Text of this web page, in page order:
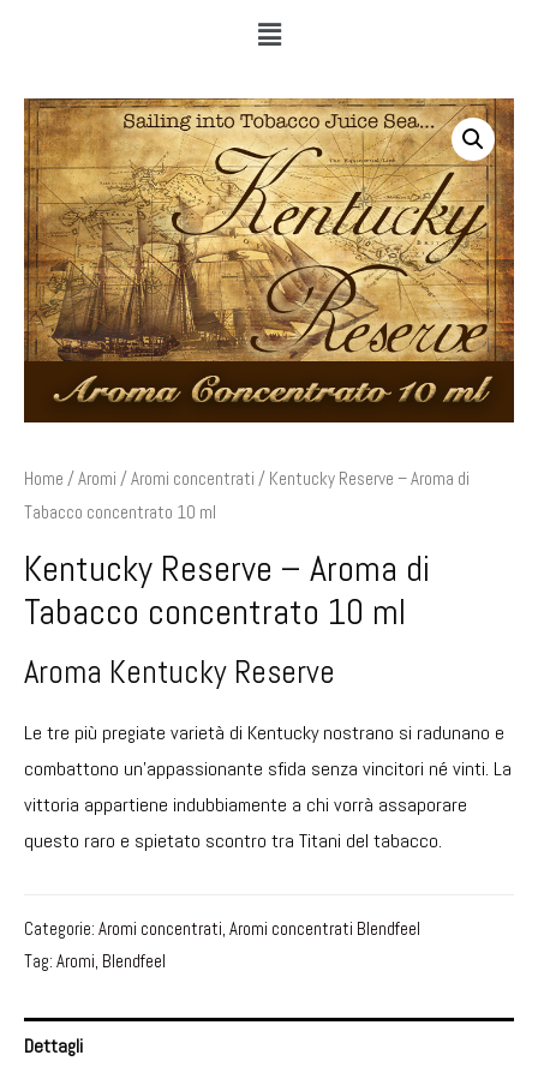
Home /Aromi /Aromi concentrati / Kentucky Reserve – Aroma di
Tabacco concentrato 10 ml
Kentucky Reserve – Aroma di
Tabacco concentrato 10 ml
Aroma Kentucky Reserve
Le tre più pregiate varietà di Kentucky nostrano si radunano e
combattono un’appassionante sfida senza vincitori né vinti. La
vittoria appartiene indubbiamente a chi vorrà assaporare
questo raro e spietato scontro tra Titani del tabacco.
Categorie: Aromi concentrati Aromi concentrati Blendfeel
Tag: Aromi Blendfeel
Dettagli